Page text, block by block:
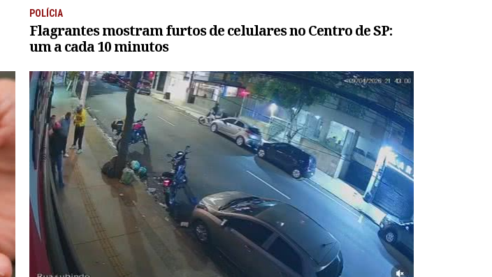
POLÍCIA
Flagrantes mostram furtos de celulares no Centro de SP:
um a cada 10 minutos